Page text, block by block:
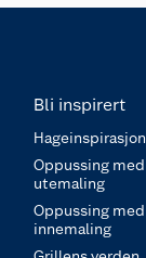
Bli inspirert
Hageinspirasjon
Oppussing med
utemaling
Oppussing med
innemaling